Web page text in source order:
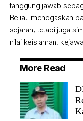
tanggung jawab
Beliau menegaskan
sejarah, tetapi juga
nilai keislaman,
More Read